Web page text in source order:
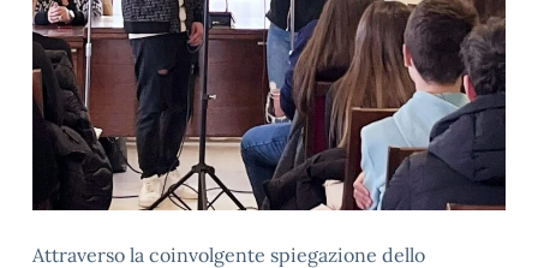
Attraverso la coinvolgente spiegazione dello